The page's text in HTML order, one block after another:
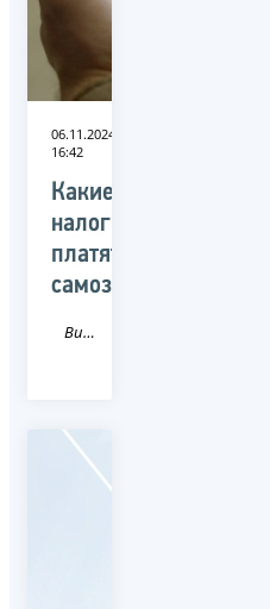
06.11.2024
16:42
Какие
налоги
платят
самозанятые
Видео